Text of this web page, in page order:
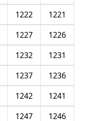
1221
1222
1226
1227
1231
1232
1236
1237
1241
1242
1246
1247